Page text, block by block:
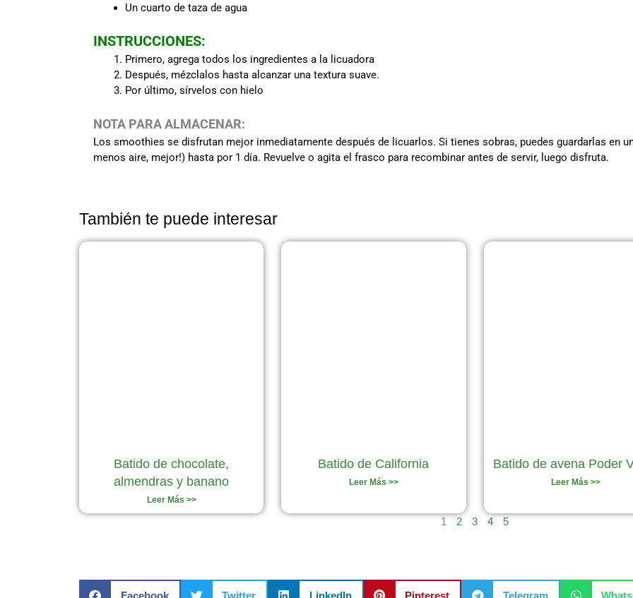
Un cuarto de taza de agua
INSTRUCCIONES:
Primero, agrega todos los ingredientes a la licuadora
Después, mézclalos hasta alcanzar una textura suave.
Por último, sírvelos con hielo
NOTA PARA ALMACENAR:
Los smoothies se disfrutan mejor inmediatamente después de licuarlos. Si tienes sobras, puedes guardarlas en
menos aire, mejor!) hasta por 1 día. Revuelve o agita el frasco para recombinar antes de servir, luego disfruta.
También te puede interesar
Batido de chocolate,
almendras y banano
Leer Más >>
Batido de California
Leer Más >>
Batido de avena Poder
Leer Más >>
Página
1
Página
2
Página
3 4 5
Facebook Twitter LinkedIn Pinterest Telegram